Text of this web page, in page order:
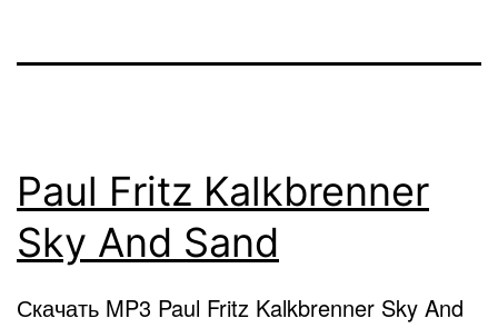
Paul Fritz Kalkbrenner
Sky And Sand
Скачать MP3 Paul Fritz Kalkbrenner Sky And